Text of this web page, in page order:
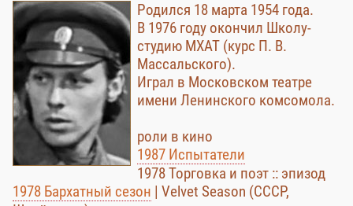
Родился 18 марта 1954 года.
В 1976 году окончил Школу-
студию МХАТ (курс П. В.
Массальского).
Играл в Московском театре
имени Ленинского комсомола.
роли в кино
1987 Испытатели
1978 Торговка и поэт :: эпизод
1978 Бархатный сезон | Velvet Season (CCCР,